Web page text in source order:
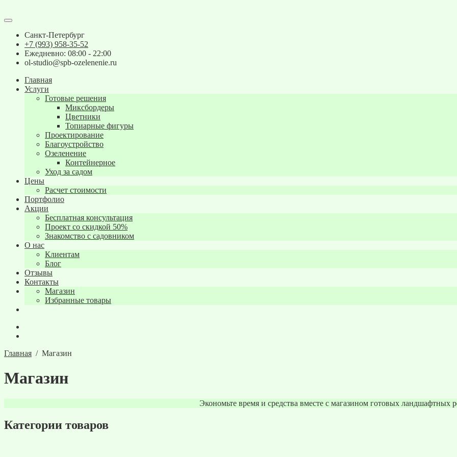
Санкт-Петербург
+7 (993) 958-35-52
Ежедневно: 08:00 - 22:00
ol-studio@spb-ozelenenie.ru
Главная
Услуги
Готовые решения
Миксбордеры
Цветники
Топиарные фигуры
Проектирование
Благоустройство
Озеленение
Контейнерное
Уход за садом
Цены
Расчет стоимости
Портфолио
Акции
Бесплатная консультация
Проект со скидкой 50%
Знакомство с садовником
О нас
Клиентам
Блог
Отзывы
Контакты
Магазин
Избранные товары
Главная / Магазин
Магазин
Экономьте время и средства вместе с магазином готовых ландшафтных
Категории товаров